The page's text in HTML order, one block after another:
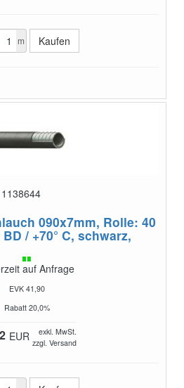
m
1138644
090x7mm, Rolle: 40
/ +70° C, schwarz,
auf Anfrage
EVK 41,90
Rabatt 20,0%
EUR
exkl. MwSt.
zzgl. Versand